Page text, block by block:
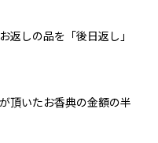
返しの品を「後日返し」
頂いたお香典の金額の半